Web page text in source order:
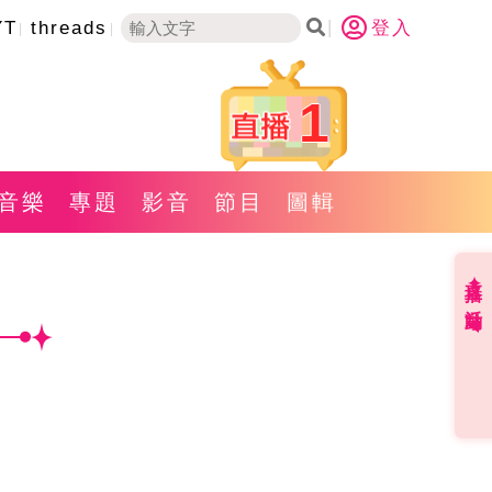
threads 登入
1
樂 專題 影音 節目 圖輯
直播✦活動